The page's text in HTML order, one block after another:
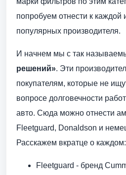
попробуем отнести к каждой
популярных производителя.
И начнем мы с так
решений». Эти
покупателям, которые не
вопросе долговечности
авто. Сюда можно отнести
Fleetguard, Donaldson и
Расскажем вкратце о каждом:
Fleetguard - бренд